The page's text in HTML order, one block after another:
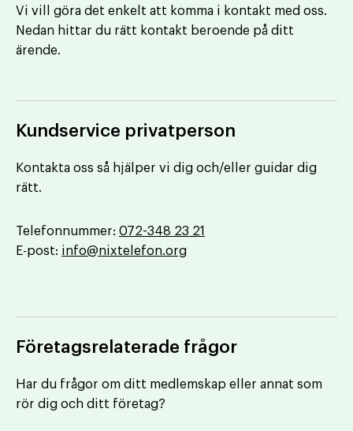
Vi vill göra det enkelt att komma i kontakt med oss.
Nedan hittar du rätt kontakt beroende på ditt
ärende.
Kundservice privatperson
Kontakta oss så hjälper vi dig och/eller guidar dig
rätt.
Telefonnummer: 072-348 23 21
E-post: info@nixtelefon.org
Företagsrelaterade frågor
Har du frågor om ditt medlemskap eller annat som
rör dig och ditt företag?